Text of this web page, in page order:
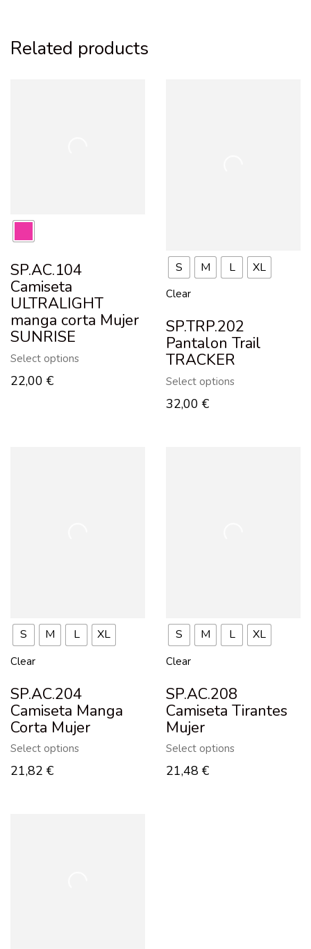
Related products
SP.AC.104
Camiseta
ULTRALIGHT
manga corta Mujer
SUNRISE
Select options
22,00 €
S M L XL
Clear
SP.TRP.202
Pantalon Trail
TRACKER
Select options
32,00 €
S M L XL
Clear
SP.AC.204
Camiseta Manga
Corta Mujer
Select options
21,82 €
S M L XL
Clear
SP.AC.208
Camiseta Tirantes
Mujer
Select options
21,48 €